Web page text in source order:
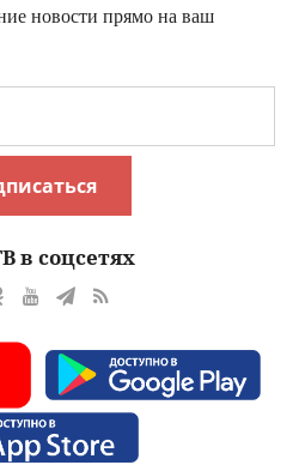
новости прямо на ваш
в соцсетях